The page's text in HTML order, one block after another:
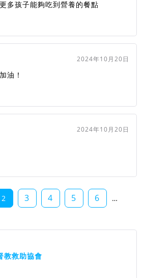
多孩子能夠吃到營養的餐點
2024年10月20日
油！
2024年10月20日
2 3 4 5 6 …
教救助協會